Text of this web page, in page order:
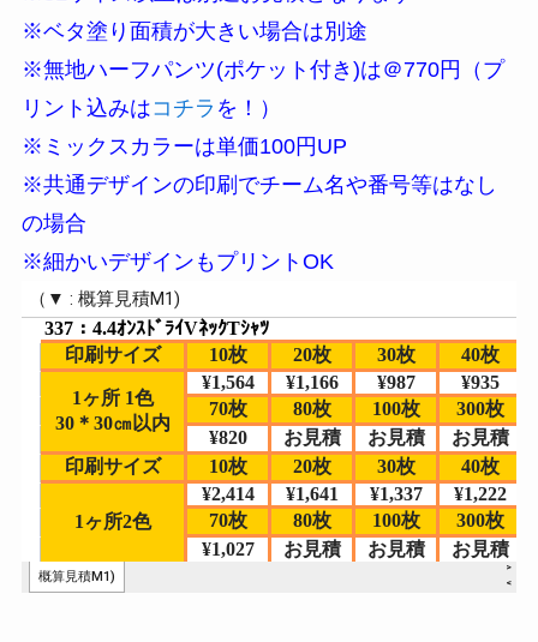
※ベタ塗り面積が大きい場合は別途
※無地ハーフパンツ(ポケット付き)は＠770円（プ
リント込みはコチラ を！）
※ミックスカラーは単価100円UP
※共通デザインの印刷でチーム名や番号等はなし
の場合
※細かいデザインもプリントOK